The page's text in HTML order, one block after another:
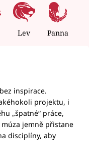
Lev Panna
inspirace.
projektu, i
„špatné“ práce,
jemně přistane
disciplíny, aby